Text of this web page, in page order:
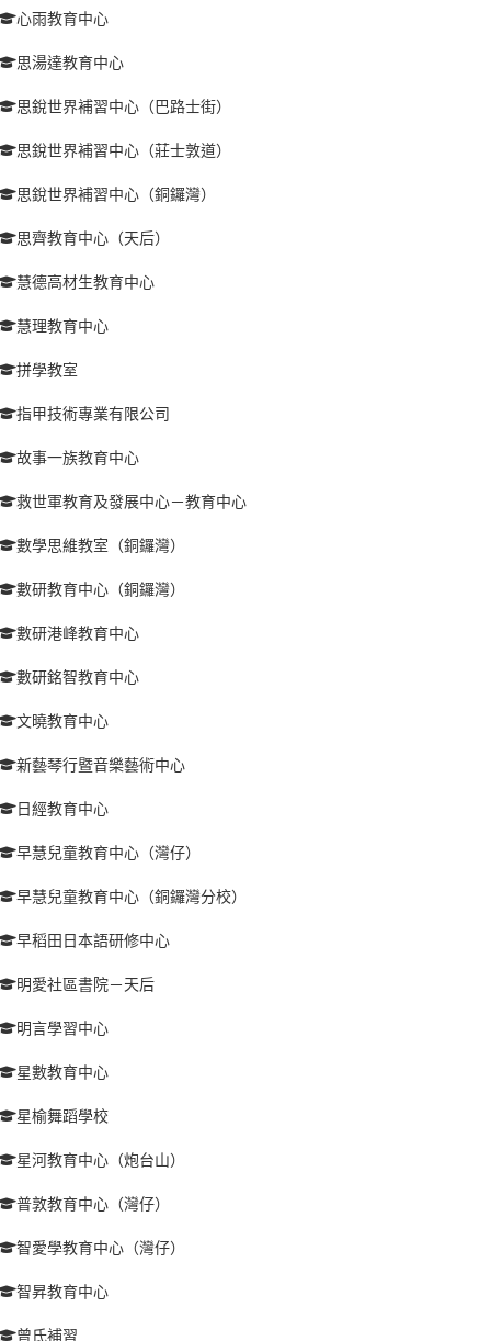
心雨教育中心
思湯達教育中心
思銳世界補習中心（巴路士街）
思銳世界補習中心（莊士敦道）
思銳世界補習中心（銅鑼灣）
思齊教育中心（天后）
慧德高材生教育中心
慧理教育中心
拼學教室
指甲技術專業有限公司
故事一族教育中心
救世軍教育及發展中心－教育中心
數學思維教室（銅鑼灣）
數研教育中心（銅鑼灣）
數研港峰教育中心
數研銘智教育中心
文曉教育中心
新藝琴行暨音樂藝術中心
日經教育中心
早慧兒童教育中心（灣仔）
早慧兒童教育中心（銅鑼灣分校）
早稻田日本語研修中心
明愛社區書院－天后
明言學習中心
星數教育中心
星榆舞蹈學校
星河教育中心（炮台山）
普敦教育中心（灣仔）
智愛學教育中心（灣仔）
智昇教育中心
曾氏補習